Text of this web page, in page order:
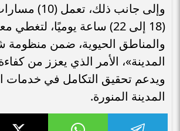
وإلى جانب ذلك،
(18 إلى 22) ساعة يوميًا،
والمناطق الحيوية، ضمن منظومة
المدينة»، الأمر الذي يعزز من
ويدعم تحقيق التكامل في خدمات
المدينة المنورة.